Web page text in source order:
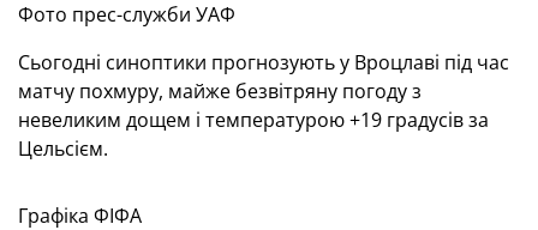
Фото прес-служби УАФ
Сьогодні синоптики прогнозують у Вроцлаві під час
матчу похмуру, майже безвітряну погоду з
невеликим дощем і температурою +19 градусів за
Цельсієм.
Графіка ФІФА